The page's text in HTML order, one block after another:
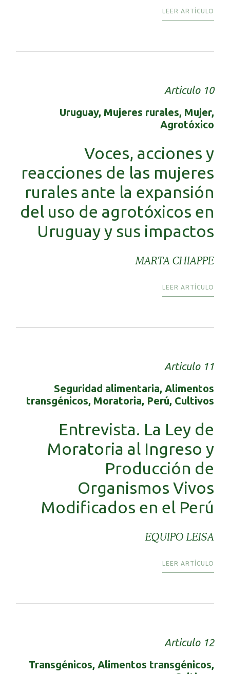
LEER ARTÍCULO
Articulo 10
Uruguay, Mujeres rurales, Mujer,
Agrotóxico
Voces, acciones y
reacciones de las mujeres
rurales ante la expansión
del uso de agrotóxicos en
Uruguay y sus impactos
MARTA CHIAPPE
LEER ARTÍCULO
Articulo 11
Seguridad alimentaria, Alimentos
transgénicos, Moratoria, Perú, Cultivos
Entrevista. La Ley de
Moratoria al Ingreso y
Producción de
Organismos Vivos
Modificados en el Perú
EQUIPO LEISA
LEER ARTÍCULO
Articulo 12
Transgénicos, Alimentos transgénicos,